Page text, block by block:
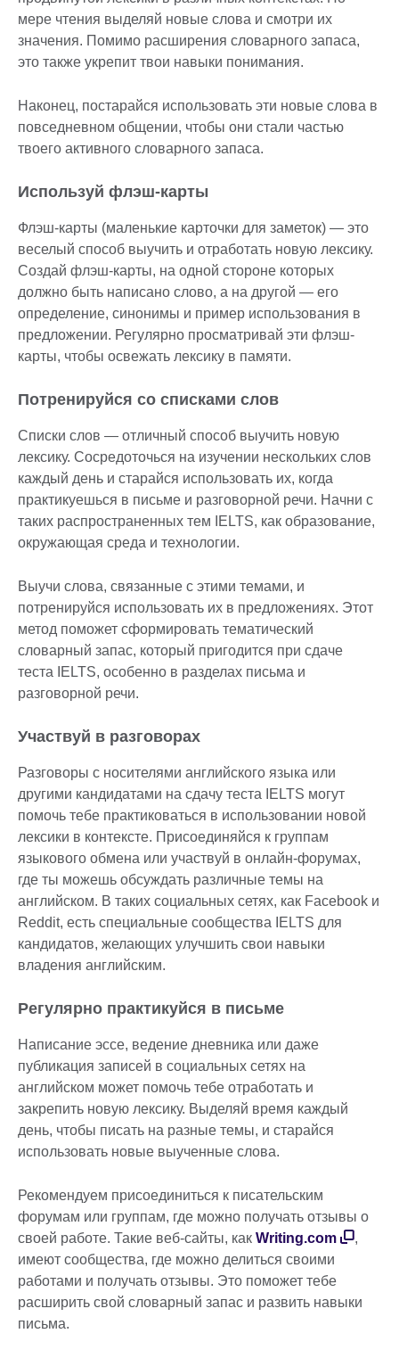
мере чтения выделяй новые слова и смотри их
значения. Помимо расширения словарного запаса,
это также укрепит твои навыки понимания.
Наконец, постарайся использовать эти новые слова в
повседневном общении, чтобы они стали частью
твоего активного словарного запаса.
Используй флэш-карты
Флэш-карты (маленькие карточки для заметок) — это
веселый способ выучить и отработать новую лексику.
Создай флэш-карты, на одной стороне которых
должно быть написано слово, а на другой — его
определение, синонимы и пример использования в
предложении. Регулярно просматривай эти флэш-
карты, чтобы освежать лексику в памяти.
Потренируйся со списками слов
Списки слов — отличный способ выучить новую
лексику. Сосредоточься на изучении нескольких слов
каждый день и старайся использовать их, когда
практикуешься в письме и разговорной речи. Начни с
таких распространенных тем IELTS, как образование,
окружающая среда и технологии.
Выучи слова, связанные с этими темами, и
потренируйся использовать их в предложениях. Этот
метод поможет сформировать тематический
словарный запас, который пригодится при сдаче
теста IELTS, особенно в разделах письма и
разговорной речи.
Участвуй в разговорах
Разговоры с носителями английского языка или
другими кандидатами на сдачу теста IELTS могут
помочь тебе практиковаться в использовании новой
лексики в контексте. Присоединяйся к группам
языкового обмена или участвуй в онлайн-форумах,
где ты можешь обсуждать различные темы на
английском. В таких социальных сетях, как Facebook и
Reddit, есть специальные сообщества IELTS для
кандидатов, желающих улучшить свои навыки
владения английским.
Регулярно практикуйся в письме
Написание эссе, ведение дневника или даже
публикация записей в социальных сетях на
английском может помочь тебе отработать и
закрепить новую лексику. Выделяй время каждый
день, чтобы писать на разные темы, и старайся
использовать новые выученные слова.
Рекомендуем присоединиться к писательским
форумам или группам, где можно получать отзывы о
своей работе. Такие веб-сайты, как Writing.com
,
имеют сообщества, где можно делиться своими
работами и получать отзывы. Это поможет тебе
расширить свой словарный запас и развить навыки
письма.